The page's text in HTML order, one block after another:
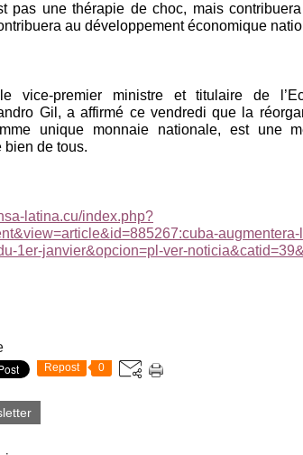
pas une thérapie de choc, mais
au développement économique
vice-premier ministre et titulaire de
Gil, a affirmé ce vendredi que la
unique monnaie nationale, est une
bien de tous.
latina.cu/index.php?
1er-janvier&opcion=pl-ver-
Repost 0